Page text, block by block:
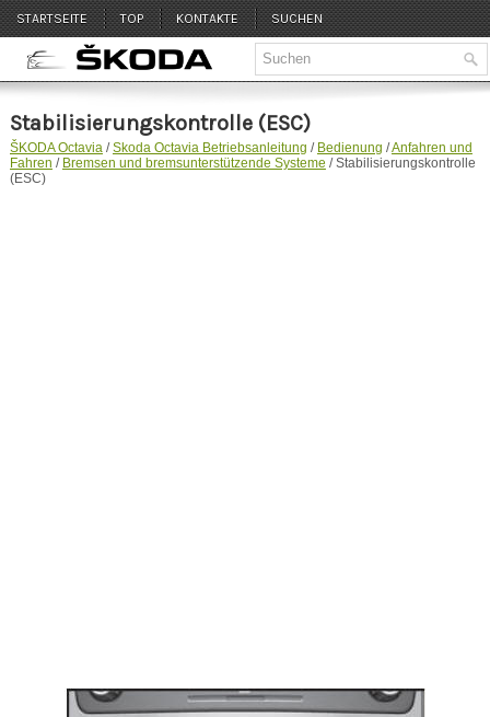
STARTSEITE TOP KONTAKTE SUCHEN
Stabilisierungskontrolle (ESC)
ŠKODA Octavia/Skoda Octavia Betriebsanleitung / Bedienung /Anfahren und
Fahren / Bremsen und bremsunterstützende Systeme / Stabilisierungskontrolle
(ESC)